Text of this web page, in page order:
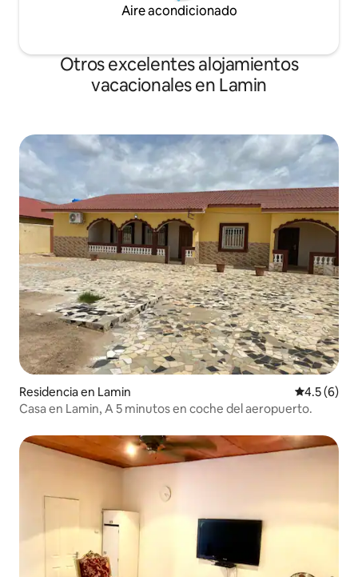
Aire acondicionado
Otros excelentes alojamientos
vacacionales en Lamin
Residencia en Lamin
4.5 (6)
Casa en Lamin, A 5 minutos en coche del aeropuerto.